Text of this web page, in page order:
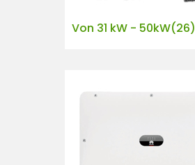
Von 31 kW - 50kW(26)